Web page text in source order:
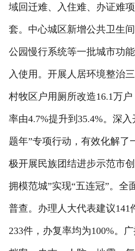
域回迁难、入住难、办证难
套。中心城区新增公共卫生
公园慢行系统等一批城市功
入使用。开展人居环境整治
村牧区户用厕所改造16.1万
率由4.7%提升到35.4%。深
题年”专项行动，有效化解了
极开展民族团结进步示范市
拥模范城”实现“五连冠”。全
普查。办理人大代表建议141
233件，办复率均为100%。广